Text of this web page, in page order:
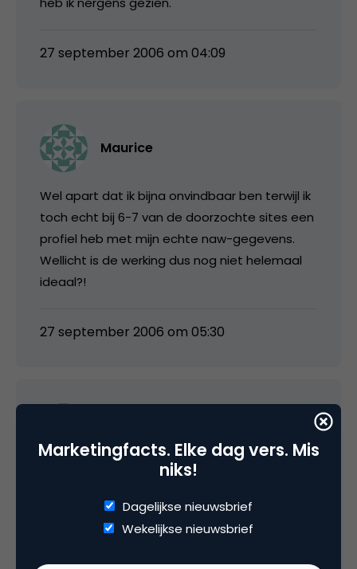
27 september 2006 om 04:09
Maurice
Wel apart dat ik bijna onvindbaar ben terwijl ik
toch echt bij 6-7 van de doorzochte sites een
profiel heb met mijn echte naw-gegevens.
Wellicht is de werking dus nog niet helemaal
ideaal?!
27 september 2006 om 05:30
Maurice, het werkt alleen als je je ook
mensen geprobeerd uit o.a. linkedin en hi5,
maar keeg tot op heden geen resultaat. Als ik
mezelf nu zoek na het aanmaken van een
Marketingfacts. Elke dag vers. Mis
niks!
Dagelijkse nieuwsbrief
Wekelijkse nieuwsbrief